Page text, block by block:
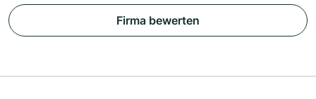
Firma bewerten